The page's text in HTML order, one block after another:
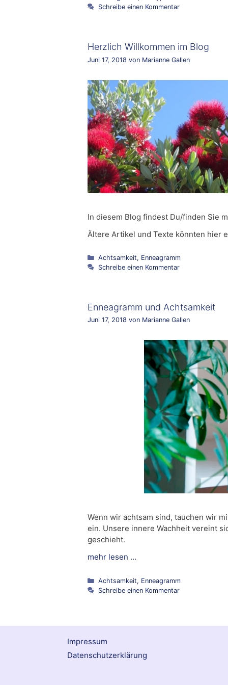
Schreibe einen Kommentar
Herzlich Willkommen im Blog
Juni 17, 2018 von Marianne Gallen
In diesem Blog findest Du/finden Sie
Ältere Artikel und Texte könnten hier
Kategorien
Achtsamkeit, Enneagramm
Schreibe einen Kommentar
Enneagramm und Achtsamkeit
Juni 17, 2018 von Marianne Gallen
Wenn wir achtsam sind, tauchen wir
ein. Unsere innere Wachheit vereint
geschieht.
mehr lesen …
Kategorien
Achtsamkeit, Enneagramm
Schreibe einen Kommentar
Impressum
Datenschutzerklärung